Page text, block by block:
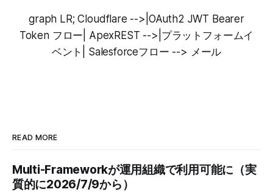
graph LR; Cloudflare -->|OAuth2 JWT Bearer
Token フロー| ApexREST -->|プラットフォームイ
ベント| Salesforceフロー --> メール
READ MORE
Multi-Frameworkが運用組織で利用可能に（実
質的に2026/7/9から）